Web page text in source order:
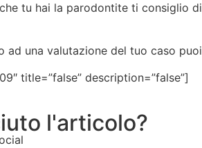
tu hai la parodontite ti consiglio
ad una valutazione del tuo caso
title=”false” description=”false”]
l'articolo?